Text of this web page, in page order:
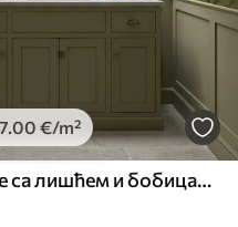
.00 €/m²
Зелене гране са лишћем и бобицама на маслини